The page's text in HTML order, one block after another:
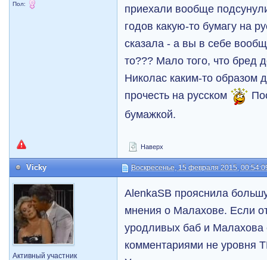
Пол:
приехали вообще
годов какую-то бумагу на
сказала - а вы в себе
то??? Мало того, что бред
Николас каким-то образом
прочесть на русском
бумажкой.
Наверх
Vicky Воскресенье, 15 февраля 2015,
Активный участник
AlenkaSB прояснила
мнения о Малахове. Если
уродливых баб и Малахова
комментариями не уровня